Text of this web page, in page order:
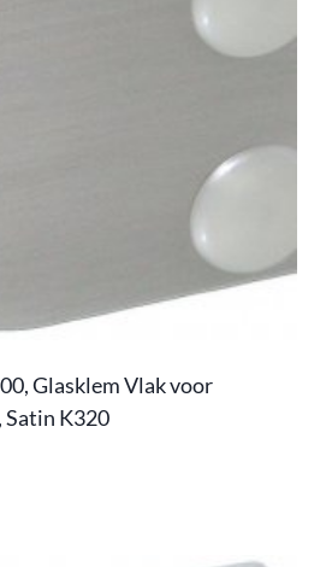
Glasklem Vlak voor
Satin K320